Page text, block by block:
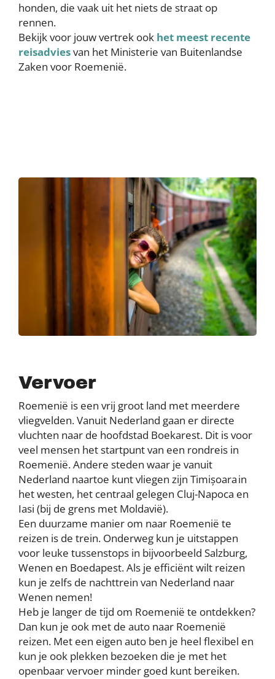
honden, die vaak uit het niets de straat op
rennen.
Bekijk voor jouw vertrek ook het meest recente
reisadviesvan het Ministerie van Buitenlandse
Zaken voor Roemenië.
Vervoer
Roemenië is een vrij groot land met meerdere
vliegvelden. Vanuit Nederland gaan er directe
vluchten naar de hoofdstad Boekarest. Dit is voor
veel mensen het startpunt van een rondreis in
Roemenië. Andere steden waar je vanuit
Nederland naartoe kunt vliegen zijn Timișoara in
het westen, het centraal gelegen Cluj-Napoca en
Iasi (bij de grens met Moldavië).
Een duurzame manier om naar Roemenië te
reizen is de trein. Onderweg kun je uitstappen
voor leuke tussenstops in bijvoorbeeld Salzburg,
Wenen en Boedapest. Als je efficiënt wilt reizen
kun je zelfs de nachttrein van Nederland naar
Wenen nemen!
Heb je langer de tijd om Roemenië te ontdekken?
Dan kun je ook met de auto naar Roemenië
reizen. Met een eigen auto ben je heel flexibel en
kun je ook plekken bezoeken die je met het
openbaar vervoer minder goed kunt bereiken.